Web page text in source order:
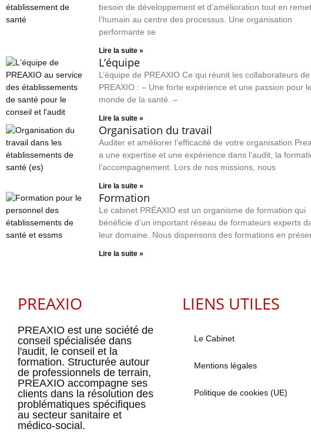
besoin de développement et d’amélioration tout en
l’humain au centre des processus. Une organisation
performante se
Lire la suite »
L’équipe
L’équipe de PREAXIO Ce qui réunit les collaborateurs de
PREAXIO : – Une forte expérience et une passion pour le
monde de la santé. –
Lire la suite »
Organisation du travail
Auditer et améliorer l’efficacité de votre organisation
a une expertise et une expérience dans l’audit, la
l’accompagnement. Lors de nos missions, nous
Lire la suite »
Formation
Le cabinet PRÉAXIO est un organisme de formation qui
bénéficie d’un important réseau de formateurs experts
leur domaine. Nous dispensons des formations en
Lire la suite »
PREAXIO
PREAXIO est une société de
conseil spécialisée dans
l'audit, le conseil et la
formation. Structurée autour
de professionnels de terrain,
PREAXIO accompagne ses
clients dans la résolution des
problématiques spécifiques
au secteur sanitaire et
médico-social.
LIENS UTILES
Le Cabinet
Mentions légales
Politique de cookies (UE)